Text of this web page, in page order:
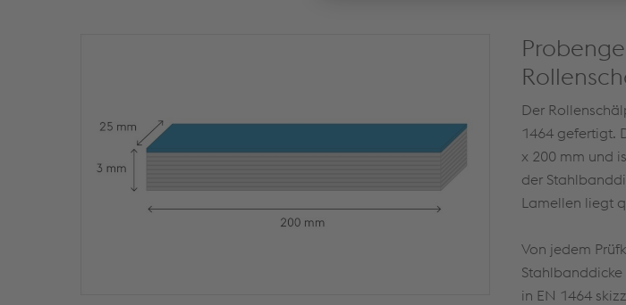
Der
1464 gefertigt.
x 200 mm und
der
Lamellen liegt
Von jedem
in EN 1464